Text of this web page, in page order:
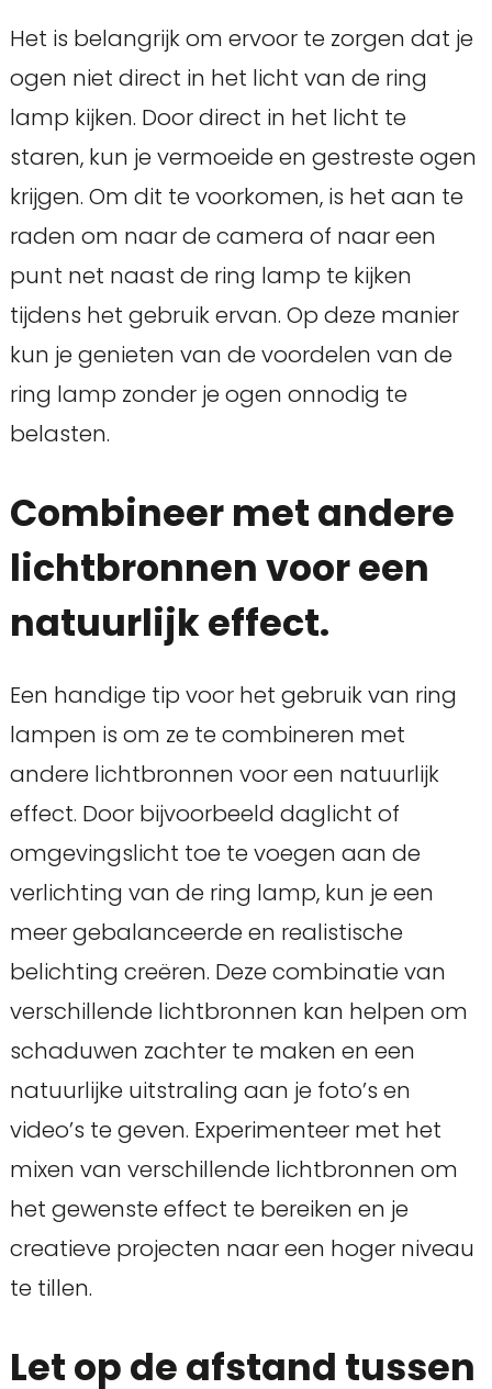
Het is belangrijk om ervoor te zorgen dat je
ogen niet direct in het licht van de ring
lamp kijken. Door direct in het licht te
staren, kun je vermoeide en gestreste ogen
krijgen. Om dit te voorkomen, is het aan te
raden om naar de camera of naar een
punt net naast de ring lamp te kijken
tijdens het gebruik ervan. Op deze manier
kun je genieten van de voordelen van de
ring lamp zonder je ogen onnodig te
belasten.
Combineer met andere
lichtbronnen voor een
natuurlijk effect.
Een handige tip voor het gebruik van ring
lampen is om ze te combineren met
andere lichtbronnen voor een natuurlijk
effect. Door bijvoorbeeld daglicht of
omgevingslicht toe te voegen aan de
verlichting van de ring lamp, kun je een
meer gebalanceerde en realistische
belichting creëren. Deze combinatie van
verschillende lichtbronnen kan helpen om
schaduwen zachter te maken en een
natuurlijke uitstraling aan je foto’s en
video’s te geven. Experimenteer met het
mixen van verschillende lichtbronnen om
het gewenste effect te bereiken en je
creatieve projecten naar een hoger niveau
te tillen.
Let op de afstand tussen